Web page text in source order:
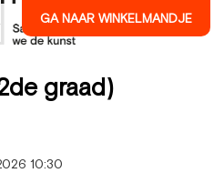
GA NAAR WINKELMANDJE
graad)
10:30